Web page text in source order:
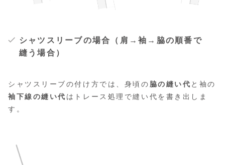
シャツスリーブの場合（肩→袖→脇の順番で
縫う場合）
シャツスリーブの付け方では、身頃の 脇の縫い代 と袖の
袖下線の縫い代 はトレース処理で縫い代を書き出しま
す。